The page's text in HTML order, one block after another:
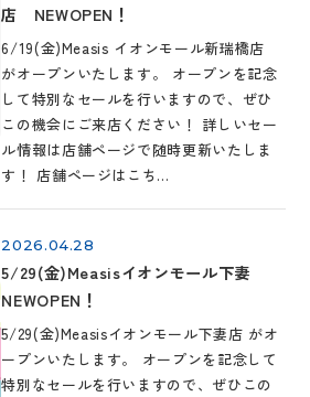
店 NEWOPEN！
6/19(金)Measis イオンモール新瑞橋店
がオープンいたします。 オープンを記念
して特別なセールを行いますので、ぜひ
この機会にご来店ください！ 詳しいセー
ル情報は店舗ページで随時更新いたしま
す！ 店舗ページはこち…
2026.04.28
5/29(金)Measisイオンモール下妻
NEWOPEN！
5/29(金)Measisイオンモール下妻店 がオ
ープンいたします。 オープンを記念して
特別なセールを行いますので、ぜひこの